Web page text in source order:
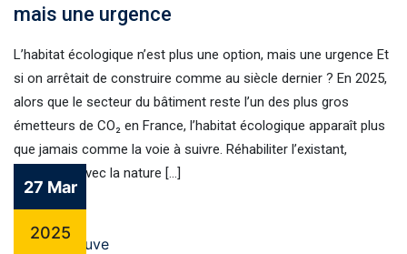
mais une urgence
L’habitat écologique n’est plus une option, mais une urgence Et
si on arrêtait de construire comme au siècle dernier ? En 2025,
alors que le secteur du bâtiment reste l’un des plus gros
émetteurs de CO₂ en France, l’habitat écologique apparaît plus
que jamais comme la voie à suivre. Réhabiliter l’existant,
construire avec la nature […]
27 Mar
2025